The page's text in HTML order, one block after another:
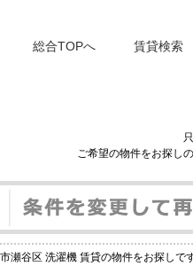
総合TOPへ 賃貸検索
ご希望の物件をお探し
瀬谷区 洗濯機 賃貸の物件をお探しで